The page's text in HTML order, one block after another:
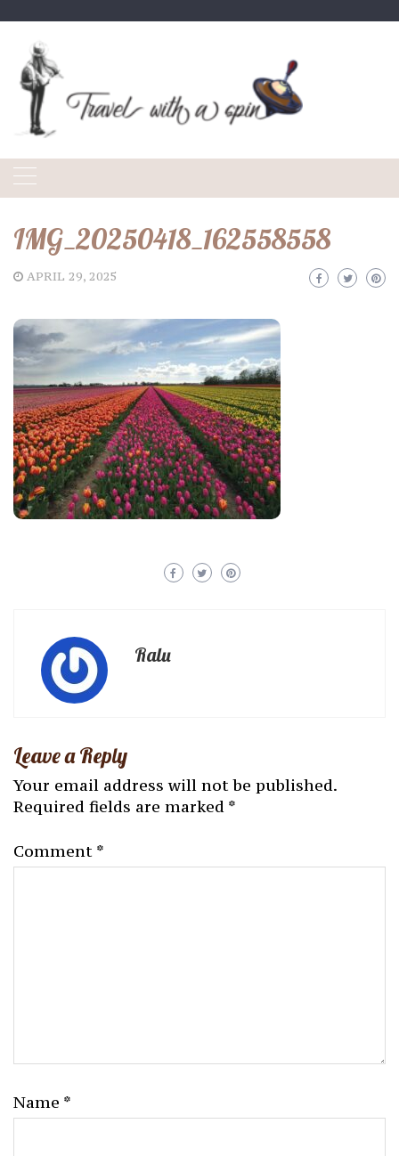
content
IMG_20250418_162558558
APRIL 29, 2025
Ralu
Leave a Reply
Your email address will not be published.
Required fields are marked *
Comment *
Name *